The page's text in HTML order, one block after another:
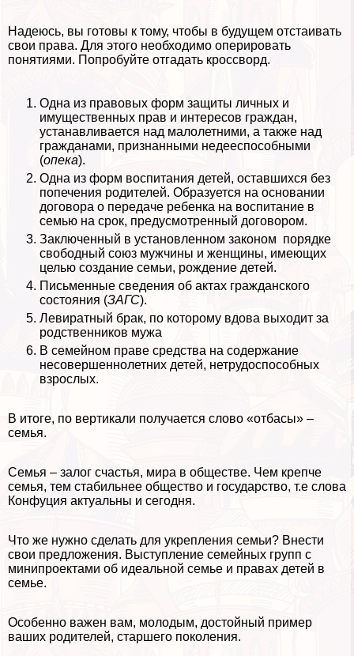
Надеюсь, вы готовы к тому, чтобы в будущем отстаивать
свои права. Для этого необходимо оперировать
понятиями. Попробуйте отгадать кроссворд.
Одна из правовых форм защиты личных и
имущественных прав и интересов граждан,
устанавливается над малолетними, а также над
гражданами, признанными недееспособными
(опека).
Одна из форм воспитания детей, оставшихся без
попечения родителей. Образуется на основании
договора о передаче ребенка на воспитание в
семью на срок, предусмотренный договором.
Заключенный в установленном законом порядке
свободный союз мужчины и женщины, имеющих
целью создание семьи, рождение детей.
Письменные сведения об актах гражданского
состояния (ЗАГС).
Левиратный бpaк, по которому вдова выходит за
родственников мужа
В семейном праве средства на содержание
несовершеннолетних детей, нетрудоспособных
взрослых.
В итоге, по вертикали получается слово «отбасы» –
семья.
Семья – залог счастья, мира в обществе. Чем крепче
семья, тем стабильнее общество и государство, т.е слова
Конфуция актуальны и сегодня.
Что же нужно сделать для укрепления семьи? Внести
свои предложения. Выступление семейных групп с
минипроектами об идеальной семье и правах детей в
семье.
Особенно важен вам, молодым, достойный пример
ваших родителей, старшего поколения.